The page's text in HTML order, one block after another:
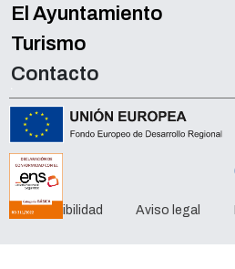
El Ayuntamiento
Turismo
Contacto
Accesibilidad Aviso legal